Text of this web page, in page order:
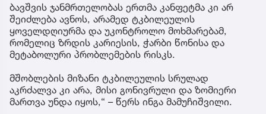
ბავშვის ჯანმრთელობას ერთმა კანფეტმა კი არ
შეიძლება ავნოს, არამედ ტკბილეულის
ყოველდღიურმა და უკონტროლო მოხმარებამ,
რომელიც ზრდის კარიესის, ჭარბი წონისა და
მეტაბოლური პრობლემების რისკს.
მშობლების მიზანი ტკბილეულის სრულად
აკრძალვა კი არა, მისი გონივრული და ზომიერი
მართვა უნდა იყოს,“ – წერს ინგა მამუჩიშვილი.